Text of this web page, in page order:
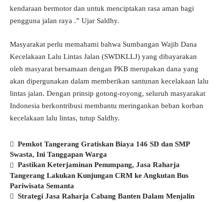
kendaraan bermotor dan untuk menciptakan rasa aman bagi
pengguna jalan raya .” Ujar Saldhy.
Masyarakat perlu memahami bahwa Sumbangan Wajib Dana
Kecelakaan Lalu Lintas Jalan (SWDKLLJ) yang dibayarakan
oleh masyarat bersamaan dengan PKB merupakan dana yang
akan dipergunakan dalam memberikan santunan kecelakaan lalu
lintas jalan. Dengan prinsip gotong-royong, seluruh masyarakat
Indonesia berkontribusi membantu meringankan beban korban
kecelakaan lalu lintas, tutup Saldhy.
Pemkot Tangerang Gratiskan Biaya 146 SD dan SMP
Swasta, Ini Tanggapan Warga
Pastikan Keterjaminan Penumpang, Jasa Raharja
Tangerang Lakukan Kunjungan CRM ke Angkutan Bus
Pariwisata Semanta
Strategi Jasa Raharja Cabang Banten Dalam Menjalin